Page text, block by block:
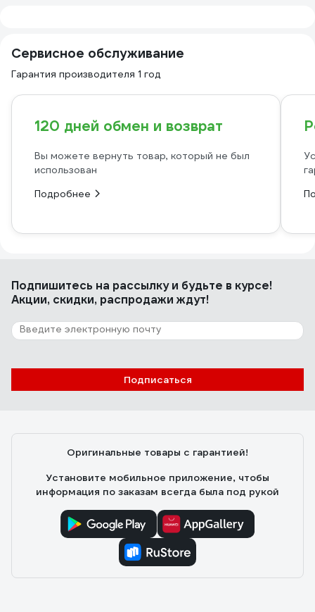
Сервисное обслуживание
Гарантия производителя 1 год
120 дней обмен и возврат
Вы можете вернуть товар, который не был
использован
Подробнее
Подпишитесь на рассылкуи будьте в курсе!
Акции, скидки, распродажи ждут!
Подписаться
Оригинальные товары с гарантией!
Установите мобильное приложение, чтобы
информация по заказам всегда была под рукой